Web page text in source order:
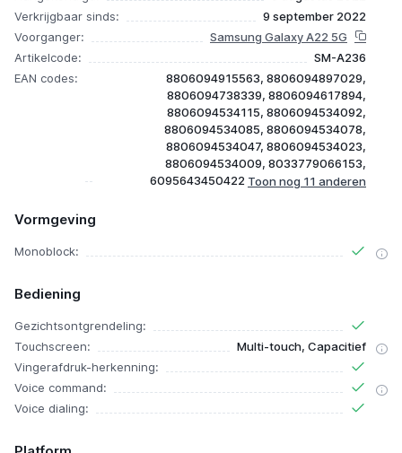
Verkrijgbaar sinds:
9 september 2022
Voorganger:
Samsung Galaxy A22 5G
Artikelcode:
SM-A236
EAN codes:
8806094915563, 8806094897029,
8806094738339, 8806094617894,
8806094534115, 8806094534092,
8806094534085, 8806094534078,
8806094534047, 8806094534023,
8806094534009, 8033779066153,
6095643450422
Vormgeving
Monoblock:
Bediening
Gezichtsontgrendeling:
Touchscreen:
Multi-touch, Capacitief
Vingerafdruk-herkenning:
Voice command:
Voice dialing: